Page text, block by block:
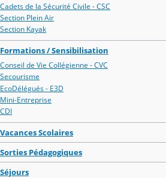
Cadets de la Sécurité Civile - CSC
Section Plein Air
Section Kayak
Formations / Sensibilisation
Conseil de Vie Collégienne - CVC
Secourisme
EcoDélégués - E3D
Mini-Entreprise
CDI
Vacances Scolaires
Sorties Pédagogiques
Séjours